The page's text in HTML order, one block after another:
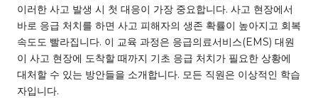
이러한 사고 발생 시 첫 대응이 가장 중요합니다. 사고 현장에서
바로 응급 처치를 하면 사고 피해자의 생존 확률이 높아지고 회복
속도도 빨라집니다. 이 교육 과정은 응급의료서비스(EMS) 대원
이 사고 현장에 도착할 때까지 기초 응급 처치가 필요한 상황에
대처할 수 있는 방안들을 소개합니다. 모든 직원은 이상적인 학습
자입니다.